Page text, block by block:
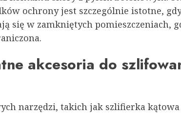
ochrony jest szczególnie istotne,
się w zamkniętych pomieszczeniach,
akcesoria do
narzędzi, takich jak szlifierka